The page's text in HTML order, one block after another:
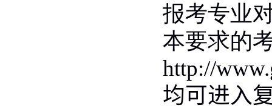
报考专业
本要求的
http://
均可进入